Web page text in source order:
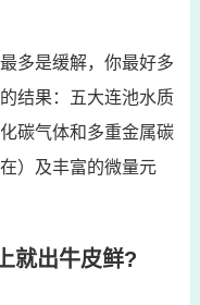
多是缓解，你最好多
结果：五大连池水质
碳气体和多重金属碳
）及丰富的微量元
就出牛皮鲜?